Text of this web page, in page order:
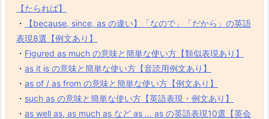
【たられば】
・
【because, since, as の違い】「なので」「だから」の英語
表現8選【例文あり】
・ Figured as much の意味と簡単な使い方【類似表現あり】
・as it is の意味と簡単な使い方【音読用例文あり】
・as of / as from の意味と簡単な使い方【例文あり】
・ such as の意味と簡単な使い方【英語表現・例文あり】
・as well as, as much as など as … as の英語表現10選【英会